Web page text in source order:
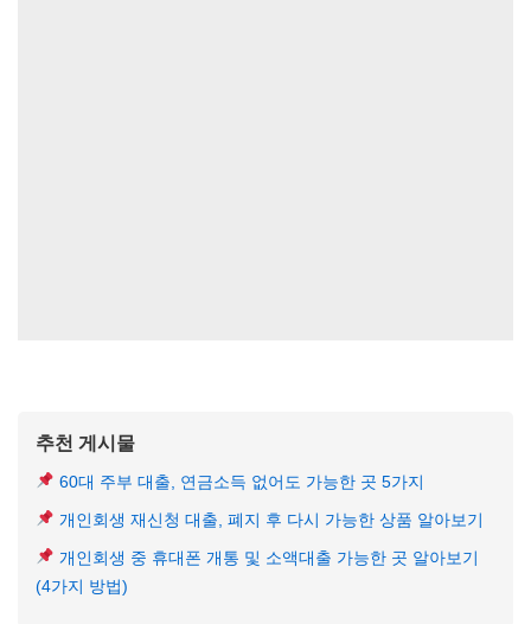
추천 게시물
60대 주부 대출, 연금소득 없어도 가능한 곳 5가지
개인회생 재신청 대출, 폐지 후 다시 가능한 상품 알아보기
개인회생 중 휴대폰 개통 및 소액대출 가능한 곳 알아보기
(4가지 방법)